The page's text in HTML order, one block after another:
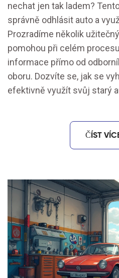
nechat jen tak ladem?
správně odhlásit auto a
Prozradíme několik
pomohou při celém
informace přímo od
oboru. Dozvíte se, jak se
efektivně využít svůj starý
ČÍST